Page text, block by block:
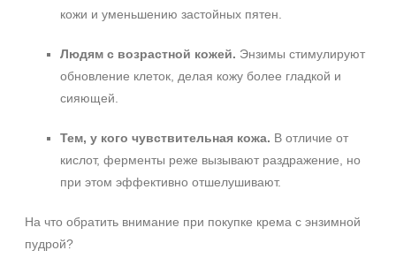
кожи и уменьшению застойных пятен.
Людям с возрастной кожей. Энзимы стимулируют
обновление клеток, делая кожу более гладкой и
сияющей.
Тем, у кого чувствительная кожа. В отличие от
кислот, ферменты реже вызывают раздражение, но
при этом эффективно отшелушивают.
На что обратить внимание при покупке крема с энзимной
пудрой?